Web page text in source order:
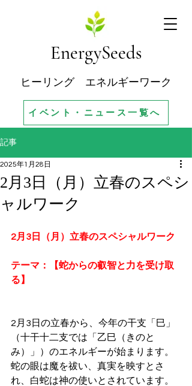
EnergySeeds
ヒーリング エネルギーワーク
イベント・ニュース一覧へ
記事
2月3日（月）立春のスペシ
ャルワーク
2025年1月28日
2月3日（月）立春のスペシャルワーク
テーマ：【蛇からの叡智と力を受け取
る】
2月3日の立春から、今年の干支「巳」
（十干十二支では「乙巳（きのと
み）」）のエネルギーが始まります。
蛇の眼は魔を祓い、真実を映すとさ
れ、白蛇は神の使いとされています。